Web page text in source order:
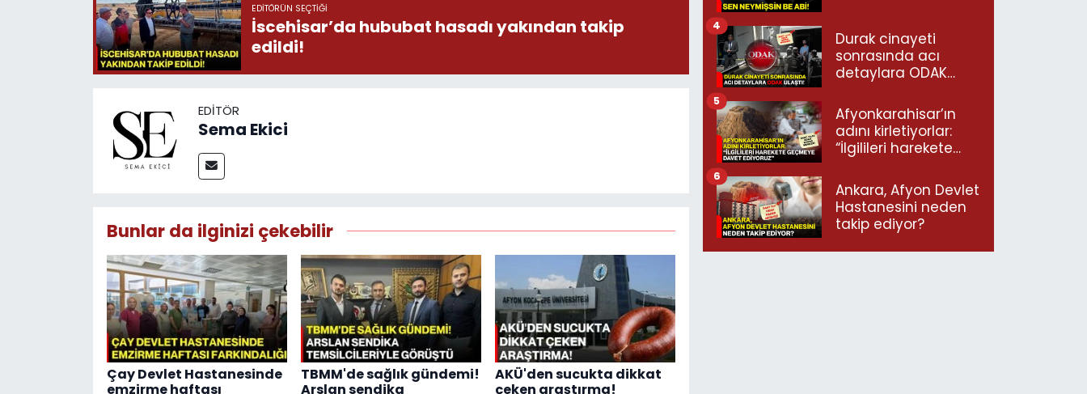
EDITÖRÜN SEÇTIĞI
İscehisar’da hububat hasadı yakından takip
edildi!
EDITÖR
Sema Ekici
Bunlar da ilginizi çekebilir
Çay Devlet Hastanesinde
emzirme haftası
TBMM'de sağlık gündemi!
Arslan sendika
AKÜ'den sucukta dikkat
çeken araştırma!
Durak cinayeti
sonrasında acı
detaylara ODAK
4
Afyonkarahisar’ın
adını kirletiyorlar:
“İlgilileri harekete
ediyoruz”
5
Ankara, Afyon Devlet
Hastanesini neden
takip ediyor?
6